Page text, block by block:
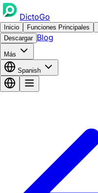
DictoGo
Inicio Funciones Principales
Descargar Blog
Más
Spanish